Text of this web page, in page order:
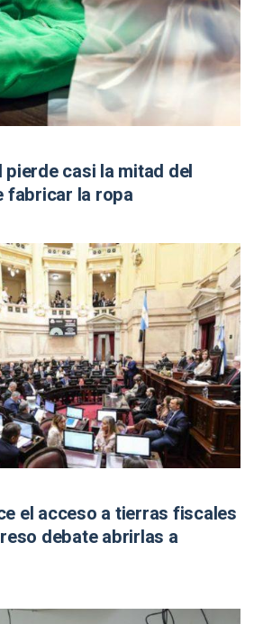
casi la mitad del
fabricar la ropa
el acceso a tierras fiscales
debate abrirlas a